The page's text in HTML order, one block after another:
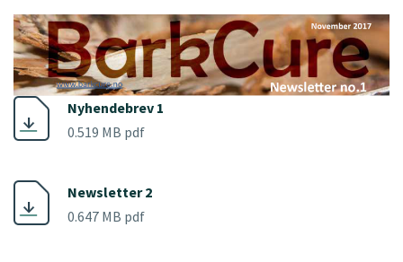
Nyhendebrev 1
0.519 MB pdf
Newsletter 2
0.647 MB pdf